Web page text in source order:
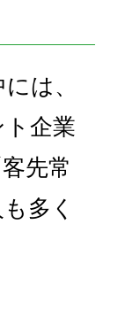
は、
企業
先常
多く